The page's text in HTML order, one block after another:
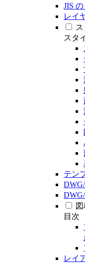
JIS
レイ
スタ
テン
目次
レイ